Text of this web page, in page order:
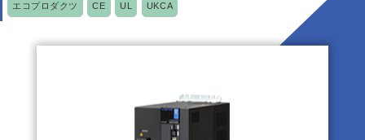
エコプロダクツ CE UL UKCA